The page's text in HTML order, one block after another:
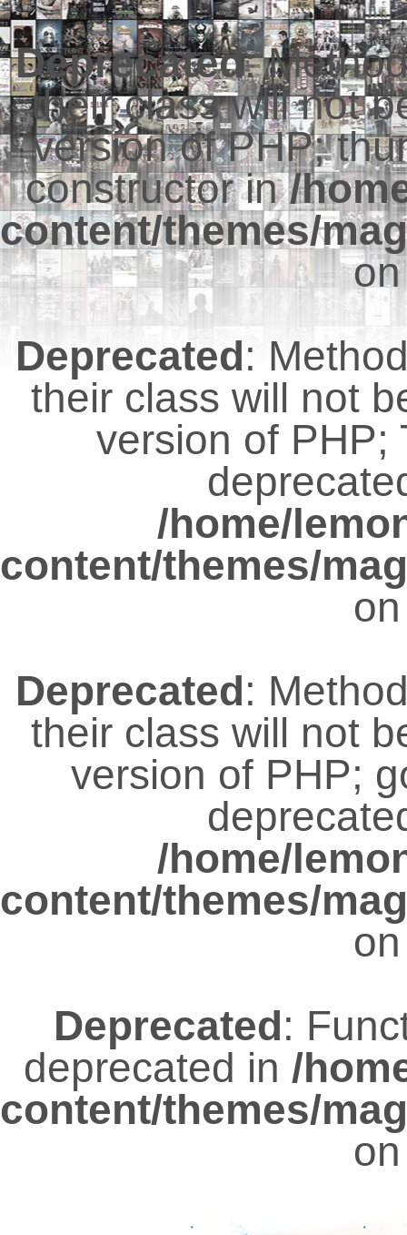
Deprecated:
their class will not
version of PHP;
constructor in/
content/themes/
Deprecated:
their class will not
version of PHP;
/home/
content/themes/
Deprecated:
their class will not
version of PHP;
/home/
content/themes/
Deprecated:
deprecated in /
content/themes/